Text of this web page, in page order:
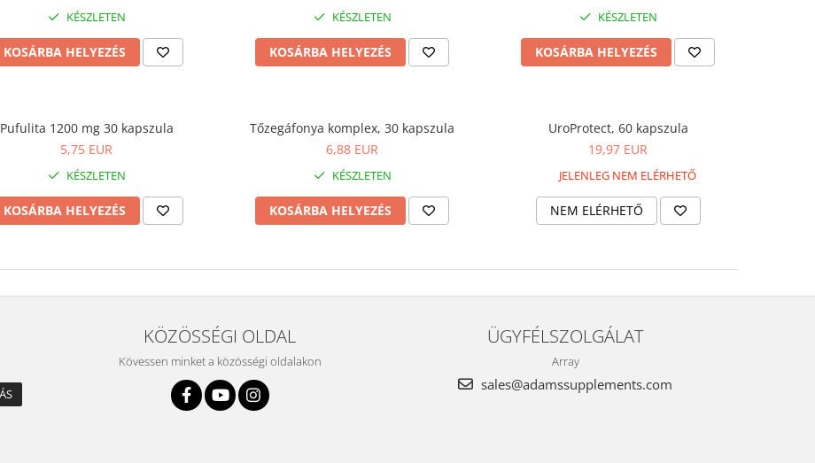
KÉSZLETEN
KOSÁRBA HELYEZÉS
KÉSZLETEN
KOSÁRBA HELYEZÉS
KÉSZLETEN
KOSÁRBA HELYEZÉS
Pufulita 1200 mg 30 kapszula
5,75 EUR
KÉSZLETEN
KOSÁRBA HELYEZÉS
Tőzegáfonya komplex, 30 kapszula
6,88 EUR
KÉSZLETEN
KOSÁRBA HELYEZÉS
UroProtect, 60 kapszula
19,97 EUR
JELENLEG NEM ELÉRHETŐ
NEM ELÉRHETŐ
KÖZÖSSÉGI OLDAL
Kövessen minket a közösségi oldalakon
ÜGYFÉLSZOLGÁLAT
Array
sales@adamssupplements.com